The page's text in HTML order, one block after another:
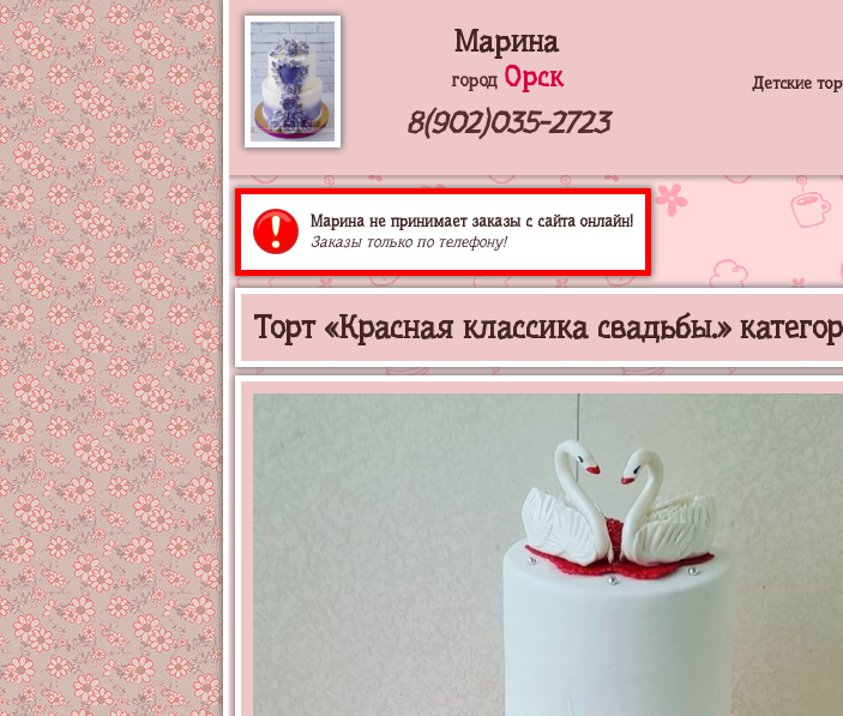
Марина
город Орск
8(902)035-2723
Детские
Марина не принимает заказы с сайта онлайн!
Заказы только по телефону!
Торт «Красная классика свадьбы.»